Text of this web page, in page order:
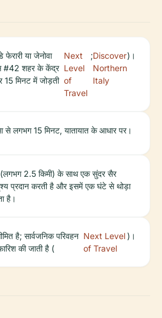
या जेनोवा
#42 शहर के केंद्र
15 मिनट में जोड़ती
Next
Level
of
Travel
;Discover
Northern
Italy
)।
से लगभग 15 मिनट, यातायात के आधार पर।
(लगभग 2.5 किमी) के साथ एक सुंदर सैर
प्रदान करती है और इसमें एक घंटे से थोड़ा
है।
है; सार्वजनिक परिवहन
की जाती है (
Next Level
of Travel
)।